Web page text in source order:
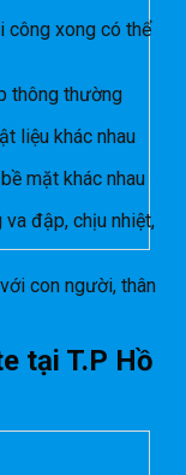
công xong có thể
thông thường
liệu khác nhau
mặt khác nhau
đập, chịu nhiệt,
con người, thân
tại T.P Hồ